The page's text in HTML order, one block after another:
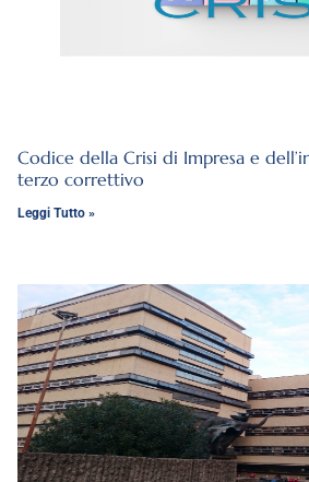
Codice della Crisi di Impresa e
terzo correttivo
Leggi Tutto »